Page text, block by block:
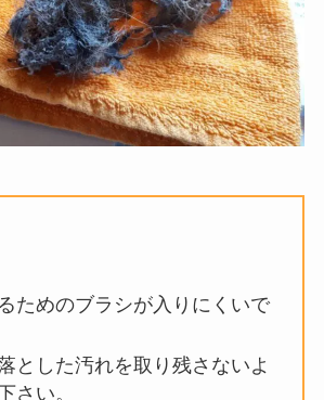
ためのブラシが入りにくいで
とした汚れを取り残さないよ
さい。